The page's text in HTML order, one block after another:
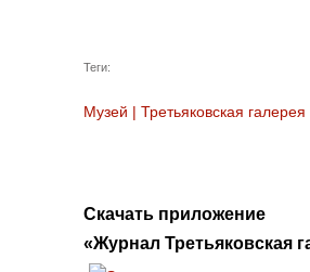
Теги:
Музей | Третьяковская галерея
Скачать приложение
«Журнал Третьяковская